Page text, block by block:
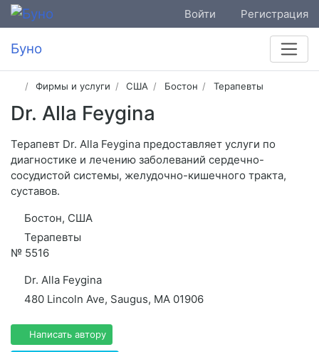
Войти Регистрация
Буно
Фирмы и услуги США Бостон Терапевты
Dr. Alla Feygina
Терапевт Dr. Alla Feygina предоставляет услуги по
диагностике и лечению заболеваний сердечно-
сосудистой системы, желудочно-кишечного тракта,
суставов.
Бостон, США
Терапевты
№ 5516
Dr. Alla Feygina
480 Lincoln Ave, Saugus, MA 01906
Написать автору